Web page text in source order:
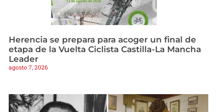
Herencia se prepara para acoger un final de
etapa de la Vuelta Ciclista Castilla-La Mancha
Leader
agosto 7, 2026